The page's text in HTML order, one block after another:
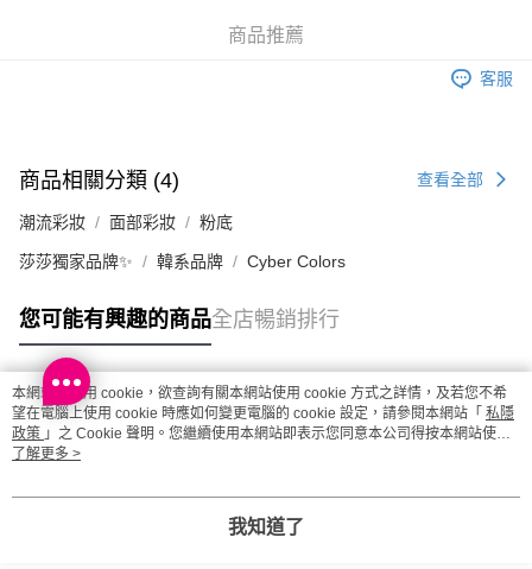
每筆HK$20.00，滿HK$100.00或以上免運費
運費表
商品推薦
客服
商品相關分類 (4) 查看全部
潮流彩妝 面部彩妝 粉底
莎莎獨家品牌✨ 韓系品牌 Cyber Colors
您可能有興趣的商品全店暢銷排行
熱門標籤
熱銷排行
本網站中使用 cookie，欲查詢有關本網站使用 cookie 方式之詳情，及若您不希
望在電腦上使用 cookie 時應如何變更電腦的 cookie 設定，請參閱本網站「 私隱
政策 」之 Cookie 聲明。您繼續使用本網站即表示您同意本公司得按本網站使用
條款之 Cookie 聲明使用 cookie。
了解更多 >
我知道了